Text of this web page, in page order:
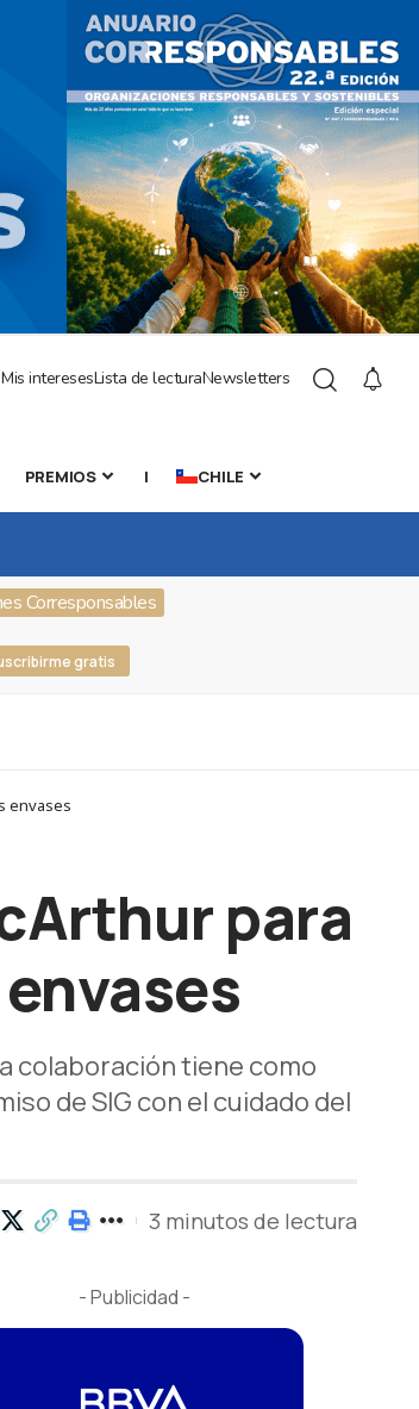
Mis interesesLista de lecturaNewsletters
PREMIOS | CHILE
Corresponsables
gratis
envases
para
colaboración tiene como
de SIG con el cuidado del
3 minutos de lectura
- Publicidad -